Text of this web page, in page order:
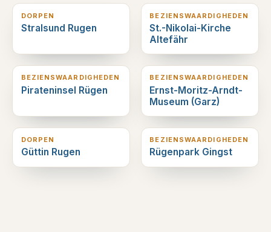
DORPEN
Stralsund Rugen
BEZIENSWAARDIGHEDEN
St.-Nikolai-Kirche
Altefähr
10 km verderop
BEZIENSWAARDIGHEDEN
Pirateninsel Rügen
18 km verderop
BEZIENSWAARDIGHEDEN
Ernst-Moritz-Arndt-
Museum (Garz)
18 km verderop
DORPEN
Güttin Rugen
20 km verderop
BEZIENSWAARDIGHEDEN
Rügenpark Gingst